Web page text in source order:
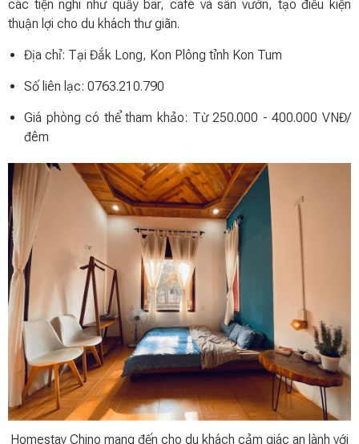
các tiện nghi như quầy bar, café và sân vườn, tạo điều kiện
thuận lợi cho du khách thư giãn.
Địa chỉ: Tại Đắk Long, Kon Plông tỉnh Kon Tum
Số liên lạc: 0763.210.790
Giá phòng có thể tham khảo: Từ 250.000 - 400.000 VNĐ/
đêm
Homestay Chino mang đến cho du khách cảm giác an lành với